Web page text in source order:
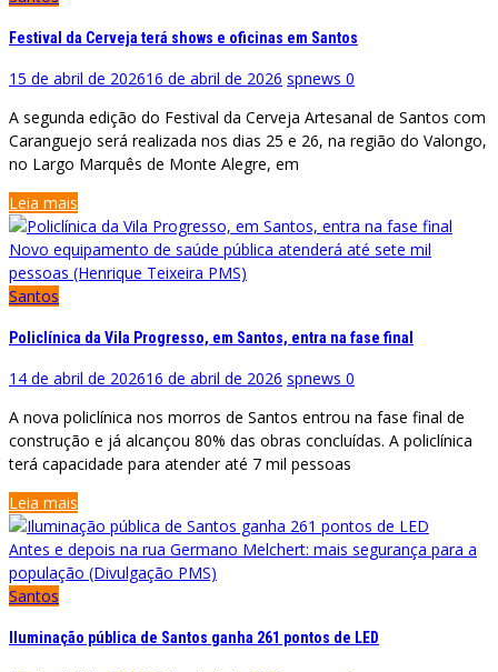
Festival da Cerveja terá shows e oficinas em Santos
15 de abril de 202616 de abril de 2026 spnews 0
A segunda edição do Festival da Cerveja Artesanal de Santos com
Caranguejo será realizada nos dias 25 e 26, na região do Valongo,
no Largo Marquês de Monte Alegre, em
Leia mais
Novo equipamento de saúde pública atenderá até sete mil
pessoas (Henrique Teixeira PMS)
Santos
Policlínica da Vila Progresso, em Santos, entra na fase final
14 de abril de 202616 de abril de 2026 spnews 0
A nova policlínica nos morros de Santos entrou na fase final de
construção e já alcançou 80% das obras concluídas. A policlínica
terá capacidade para atender até 7 mil pessoas
Leia mais
Antes e depois na rua Germano Melchert: mais segurança para a
população (Divulgação PMS)
Santos
Iluminação pública de Santos ganha 261 pontos de LED